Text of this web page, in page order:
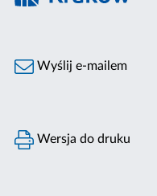
Wyślij e-mailem
Wersja do druku